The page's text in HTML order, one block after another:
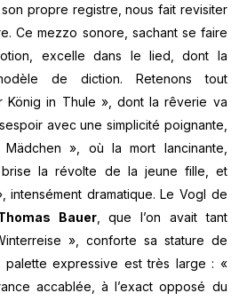
son propre registre, nous fait revisiter
Ce mezzo sonore, sachant se faire
excelle dans le lied, dont la
de diction. Retenons tout
König in Thule », dont la rêverie va
avec une simplicité poignante,
», où la mort lancinante,
brise la révolte de la jeune fille, et
intensément dramatique. Le Vogl de
Bauer, que l’on avait tant
», conforte sa stature de
palette expressive est très large : «
accablée, à l’exact opposé du